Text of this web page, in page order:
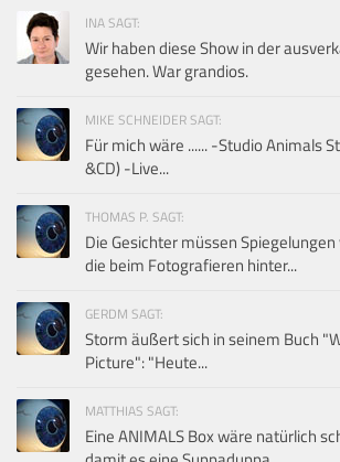
INA SAGT:
Wir haben diese Show in der
gesehen. War grandios.
MIKE SCHNEIDER SAGT:
Für mich wäre ...... -Studio Animals
&CD) -Live...
THOMAS P. SAGT:
Die Gesichter müssen
die beim Fotografieren hinter...
GERDM SAGT:
Storm äußert sich in seinem Buch
Picture": "Heute...
MATTHIAS SAGT:
Eine ANIMALS Box wäre natürlich